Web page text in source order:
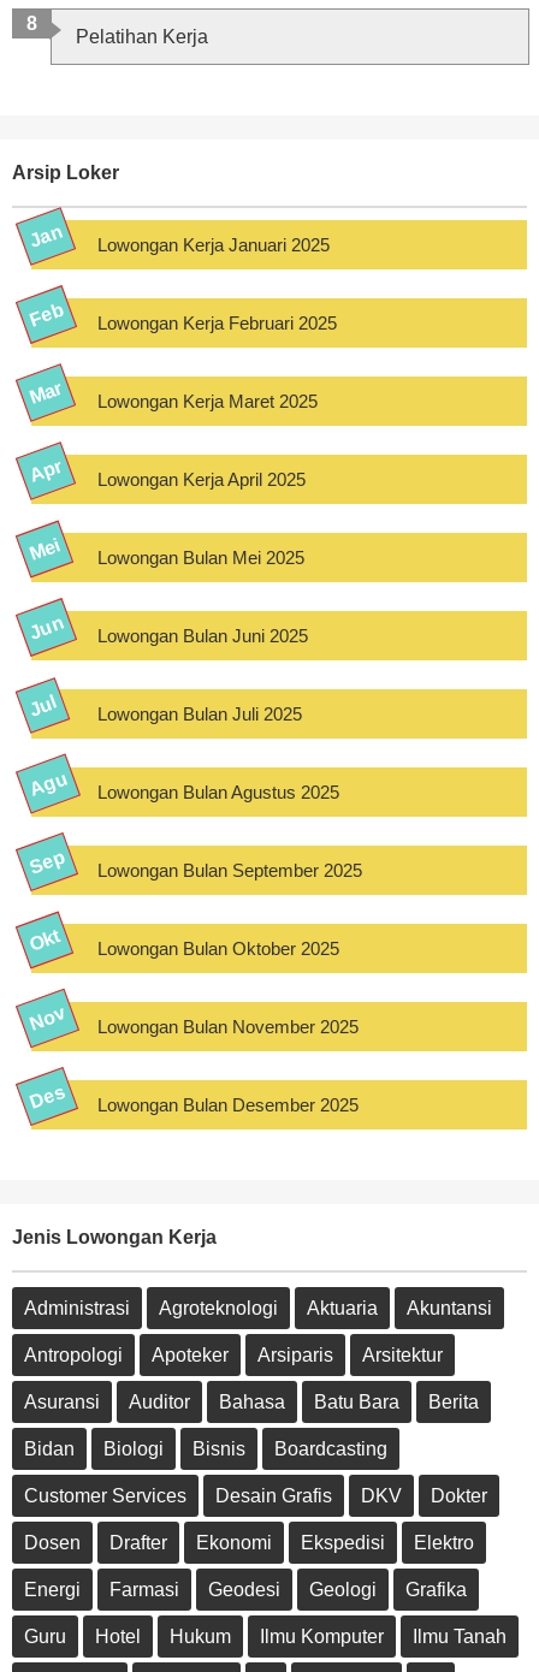
Pelatihan Kerja
Arsip Loker
Lowongan Kerja Januari 2025
Lowongan Kerja Februari 2025
Lowongan Kerja Maret 2025
Lowongan Kerja April 2025
Lowongan Bulan Mei 2025
Lowongan Bulan Juni 2025
Lowongan Bulan Juli 2025
Lowongan Bulan Agustus 2025
Lowongan Bulan September 2025
Lowongan Bulan Oktober 2025
Lowongan Bulan November 2025
Lowongan Bulan Desember 2025
Jenis Lowongan Kerja
Administrasi Agroteknologi Aktuaria Akuntansi
Antropologi Apoteker Arsiparis Arsitektur
Asuransi Auditor Bahasa Batu Bara Berita
Bidan Biologi Bisnis Boardcasting
Customer Services Desain Grafis DKV Dokter
Dosen Drafter Ekonomi Ekspedisi Elektro
Energi Farmasi Geodesi Geologi Grafika
Guru Hotel Hukum Ilmu Komputer Ilmu Tanah